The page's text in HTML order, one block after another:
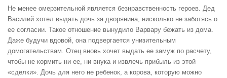
Не менее омерзительной является безнравственность героев. Дед
Василий хотел выдать дочь за дворянина, нисколько не заботясь о
ее согласии. Такое отношение вынудило Варвару бежать из дома.
Даже будучи вдовой, она подвергается унизительным
домогательствам. Отец вновь хочет выдать ее замуж по расчету,
чтобы не кормить ни ее, ни внука и извлечь прибыль из этой
«сделки». Дочь для него не ребенок, а корова, которую можно